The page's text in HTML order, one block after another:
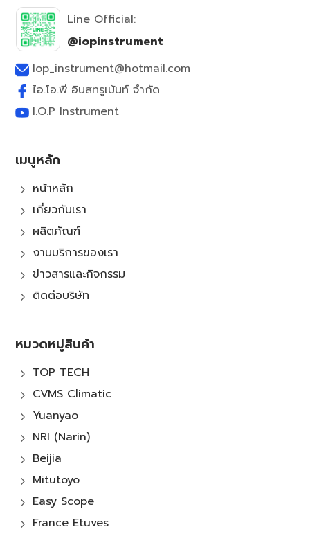
Line Official:
@iopinstrument
Iop_instrument@hotmail.com
ไอ.โอ.พี อินสทรูเม้นท์ จำกัด
I.O.P Instrument
เมนูหลัก
5 หน้าหลัก
5 เกี่ยวกับเรา
5 ผลิตภัณฑ์
5 งานบริการของเรา
5 ข่าวสารและกิจกรรม
5 ติดต่อบริษัท
หมวดหมู่สินค้า
5 TOP TECH
5 CVMS Climatic
5 Yuanyao
5 NRI (Narin)
5 Beijia
5 Mitutoyo
5 Easy Scope
5 France Etuves